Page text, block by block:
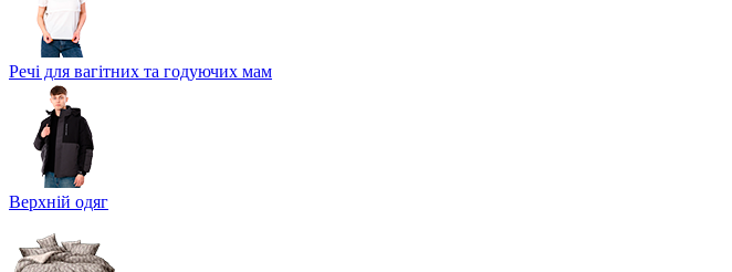
Речі для вагітних та годуючих мам
Верхній одяг